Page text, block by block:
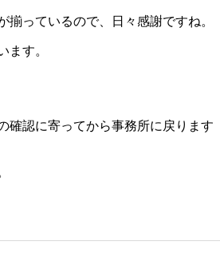
揃っているので、日々感謝ですね。
ます。
確認に寄ってから事務所に戻ります